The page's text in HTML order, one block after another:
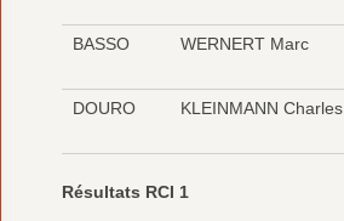
BASSO WERNERT Marc
DOURO KLEINMANN Charles
Résultats RCI 1